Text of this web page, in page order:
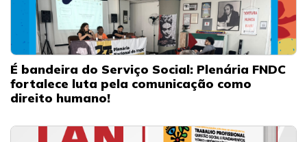
É bandeira do Serviço Social: Plenária FNDC
fortalece luta pela comunicação como
direito humano!